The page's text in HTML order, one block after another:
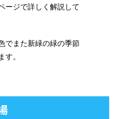
ージで詳しく解説して
でまた新緑の緑の季節
。